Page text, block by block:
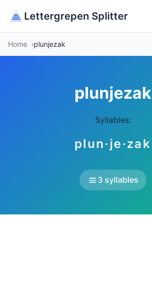
Lettergrepen Splitter
Home plunjezak
plunjezak
Syllables:
plun·je·zak
3 syllables